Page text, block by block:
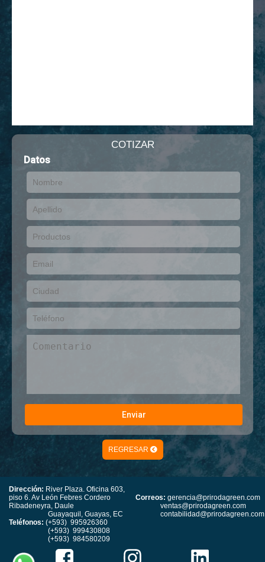
COTIZAR
Datos
REGRESAR
Dirección: River Plaza. Oficina 603,
piso 6. Av León Febres Cordero
Ribadeneyra, Daule
Guayaquil, Guayas, EC
Teléfonos: (+593) 995926360
(+593) 999430808
(+593) 984580209
Correos: gerencia@prirodagreen.com
ventas@prirodagreen.com
contabilidad@prirodagreen.com